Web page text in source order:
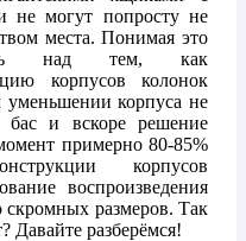
не могут попросту не
места. Понимая это
над тем, как
корпусов колонок
корпуса не
бас и вскоре решение
примерно 80-85%
корпусов
воспроизведения
скромных размеров. Так
Давайте разберёмся!